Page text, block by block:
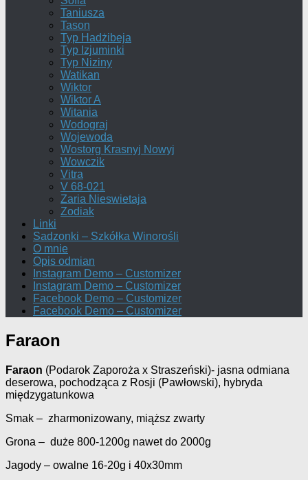
Taniusza
Tason
Typ Hadżibeja
Typ Izjuminki
Typ Niziny
Watikan
Wiktor
Wiktor A
Witania
Wodograj
Wojewoda
Wostorg Krasnyj Nowyj
Wowczik
Vitra
V 68-021
Zaria Nieswietaja
Zodiak
Linki
Sadzonki – Szkółka Winorośli
O mnie
Opis odmian
Instagram Demo – Customizer
Instagram Demo – Customizer
Facebook Demo – Customizer
Facebook Demo – Customizer
Faraon
Faraon (Podarok Zaporoża x Straszeński)- jasna odmiana
deserowa, pochodząca z Rosji (Pawłowski), hybryda
międzygatunkowa
Smak – zharmonizowany, miąższ zwarty
Grona – duże 800-1200g nawet do 2000g
Jagody – owalne 16-20g i 40x30mm